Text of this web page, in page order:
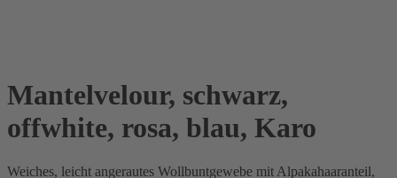
Mantelvelour, schwarz,
offwhite, rosa, blau, Karo
Weiches, leicht angerautes Wollbuntgewebe mit Alpakahaaranteil,